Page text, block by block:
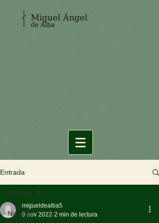
Entrada
Noticias
Noticias
migueldealba5
9 nov 2022 2 min de lectura